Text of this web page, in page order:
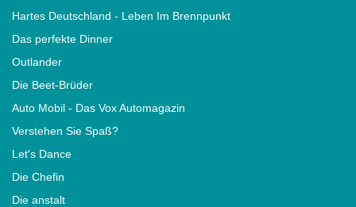
Hartes Deutschland - Leben Im Brennpunkt
Das perfekte Dinner
Outlander
Die Beet-Brüder
Auto Mobil - Das Vox Automagazin
Verstehen Sie Spaß?
Let's Dance
Die Chefin
Die anstalt